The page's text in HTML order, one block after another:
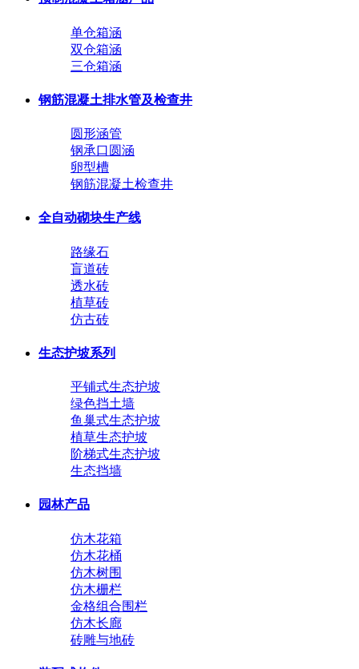
单仓箱涵
双仓箱涵
三仓箱涵
钢筋混凝土排水管及检查井
圆形涵管
钢承口圆涵
卵型槽
钢筋混凝土检查井
全自动砌块生产线
路缘石
盲道砖
透水砖
植草砖
仿古砖
生态护坡系列
平铺式生态护坡
绿色挡土墙
鱼巢式生态护坡
植草生态护坡
阶梯式生态护坡
生态挡墙
园林产品
仿木花箱
仿木花桶
仿木树围
仿木栅栏
金格组合围栏
仿木长廊
砖雕与地砖